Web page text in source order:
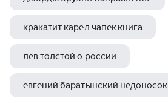
кракатит карел чапек книга
лев толстой о россии
евгений баратынский недоносок